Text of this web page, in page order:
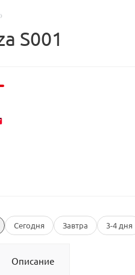
S001
Сегодня Завтра 3-4 дня
Описание